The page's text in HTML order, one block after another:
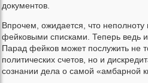
документов.
Впрочем, ожидается, что неполноту
фейковыми списками. Теперь ведь
Парад фейков может послужить не
политических счетов, но и
сознании дела о самой «амбарной